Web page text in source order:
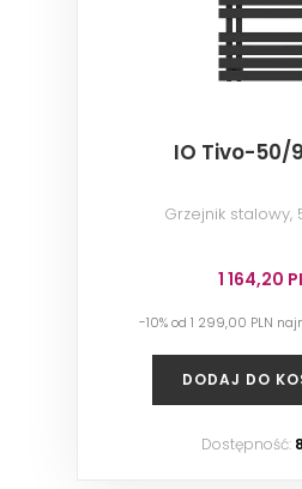
IO Tivo-50/
Grzejnik stalowy,
1 164,20
-10% od 1 299,00 PLN
DODAJ DO
Dostępność: